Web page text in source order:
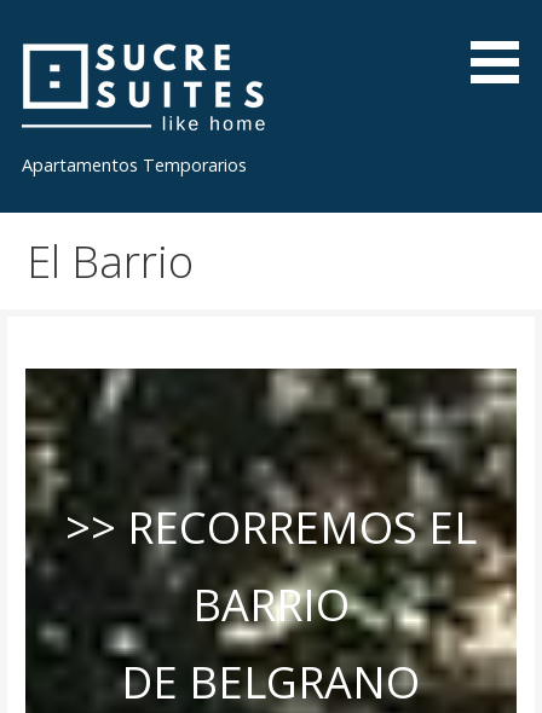
content
Apartamentos Temporarios
El Barrio
>> RECORREMOS EL
BARRIO
DE BELGRANO